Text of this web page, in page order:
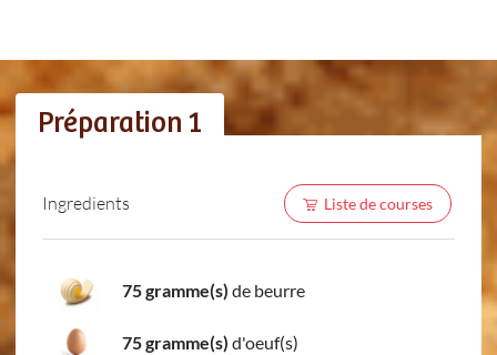
Préparation 1
Ingredients Liste de courses
75 gramme(s) de beurre
75 gramme(s) d'oeuf(s)